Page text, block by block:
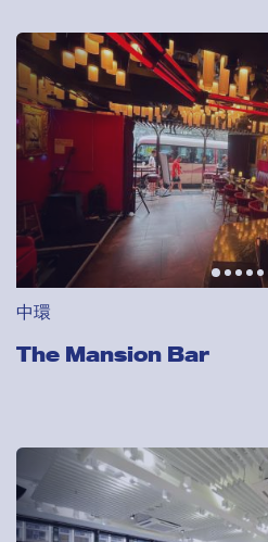
中環
The Mansion Bar